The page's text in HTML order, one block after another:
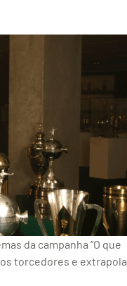
da campanha “O que
torcedores e extrapola